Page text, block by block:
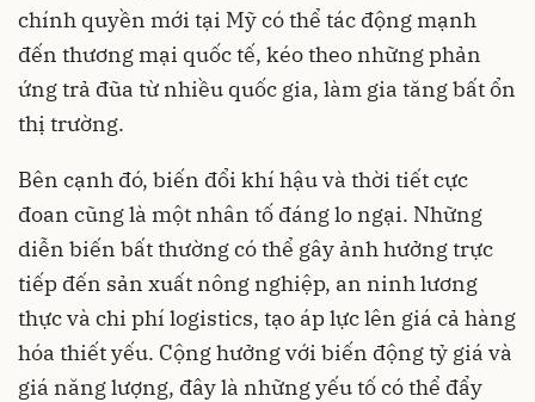
chính quyền mới tại Mỹ có thể tác động mạnh
đến thương mại quốc tế, kéo theo những phản
ứng trả đũa từ nhiều quốc gia, làm gia tăng bất ổn
thị trường.
Bên cạnh đó, biến đổi khí hậu và thời tiết cực
đoan cũng là một nhân tố đáng lo ngại. Những
diễn biến bất thường có thể gây ảnh hưởng trực
tiếp đến sản xuất nông nghiệp, an ninh lương
thực và chi phí logistics, tạo áp lực lên giá cả hàng
hóa thiết yếu. Cộng hưởng với biến động tỷ giá và
giá năng lượng, đây là những yếu tố có thể đẩy